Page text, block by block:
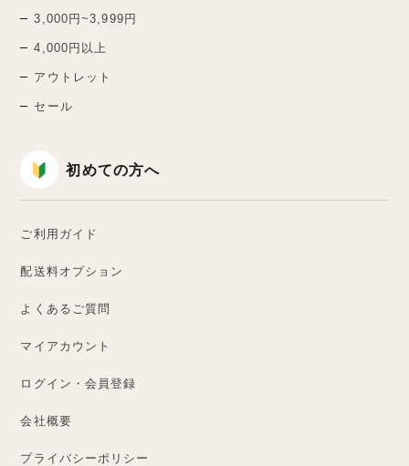
3,000円~3,999円
4,000円以上
アウトレット
セール
初めての方へ
ご利用ガイド
配送料オプション
よくあるご質問
マイアカウント
ログイン・会員登録
会社概要
プライバシーポリシー